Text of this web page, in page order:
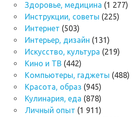
Здоровье, медицина (1 277)
Инструкции, советы (225)
Интернет (503)
Интерьер, дизайн (131)
Искусство, культура (219)
Кино и ТВ (442)
Компьютеры, гаджеты (488)
Красота, образ (945)
Кулинария, еда (878)
Личный опыт (1 911)